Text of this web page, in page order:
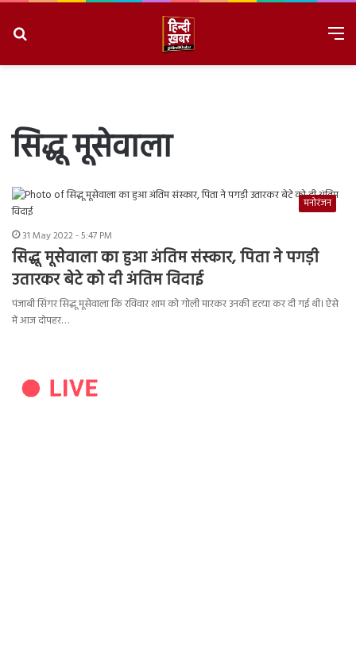
सिद्धू मूसेवाला
मनोरंजन
31 May 2022 - 5:47 PM
सिद्धू मूसेवाला का हुआ अंतिम संस्कार, पिता ने पगड़ी
उतारकर बेटे को दी अंतिम विदाई
पंजाबी सिंगर सिद्धू मूसेवाला कि रविवार शाम को गोली मारकर उनकी हत्या कर दी गई थी। ऐसे
में आज दोपहर…